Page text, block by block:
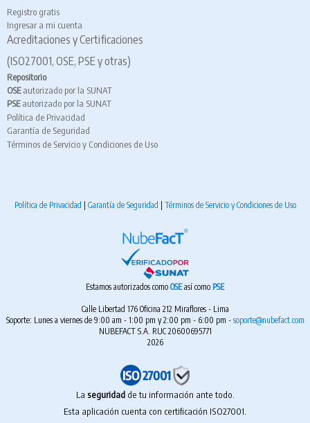
Registro gratis
Ingresar a mi cuenta
Acreditaciones y Certificaciones
(ISO27001, OSE, PSE y otras)
Repositorio
OSEautorizado por la SUNAT
PSEautorizado por la SUNAT
Política de Privacidad
Garantía de Seguridad
Términos de Servicio y Condiciones de Uso
Política de Privacidad | Garantía de Seguridad | Términos de Servicio y Condiciones de Uso
Estamos autorizados como OSEasí como PSE
Calle Libertad 176 Oficina 212 Miraflores - Lima
Soporte: Lunes a viernes de 9:00 am - 1:00 pm y 2:00 pm - 6:00 pm - soporte@nubefact.com
NUBEFACT S.A. RUC 20600695771
2026
La seguridadde tu información ante todo.
Esta aplicación cuenta con certificación ISO27001.